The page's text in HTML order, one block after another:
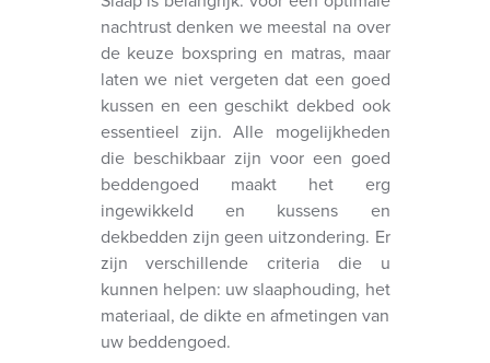
nachtrust denken we meestal na over
de keuze boxspring en matras, maar
laten we niet vergeten dat een goed
kussen en een geschikt dekbed ook
essentieel zijn. Alle mogelijkheden
die beschikbaar zijn voor een goed
beddengoed maakt het erg
ingewikkeld en kussens en
dekbedden zijn geen uitzondering. Er
zijn verschillende criteria die u
kunnen helpen: uw slaaphouding, het
materiaal, de dikte en afmetingen van
uw beddengoed.